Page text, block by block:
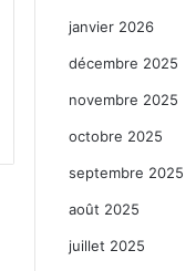
janvier 2026
décembre 2025
novembre 2025
octobre 2025
septembre 2025
août 2025
juillet 2025